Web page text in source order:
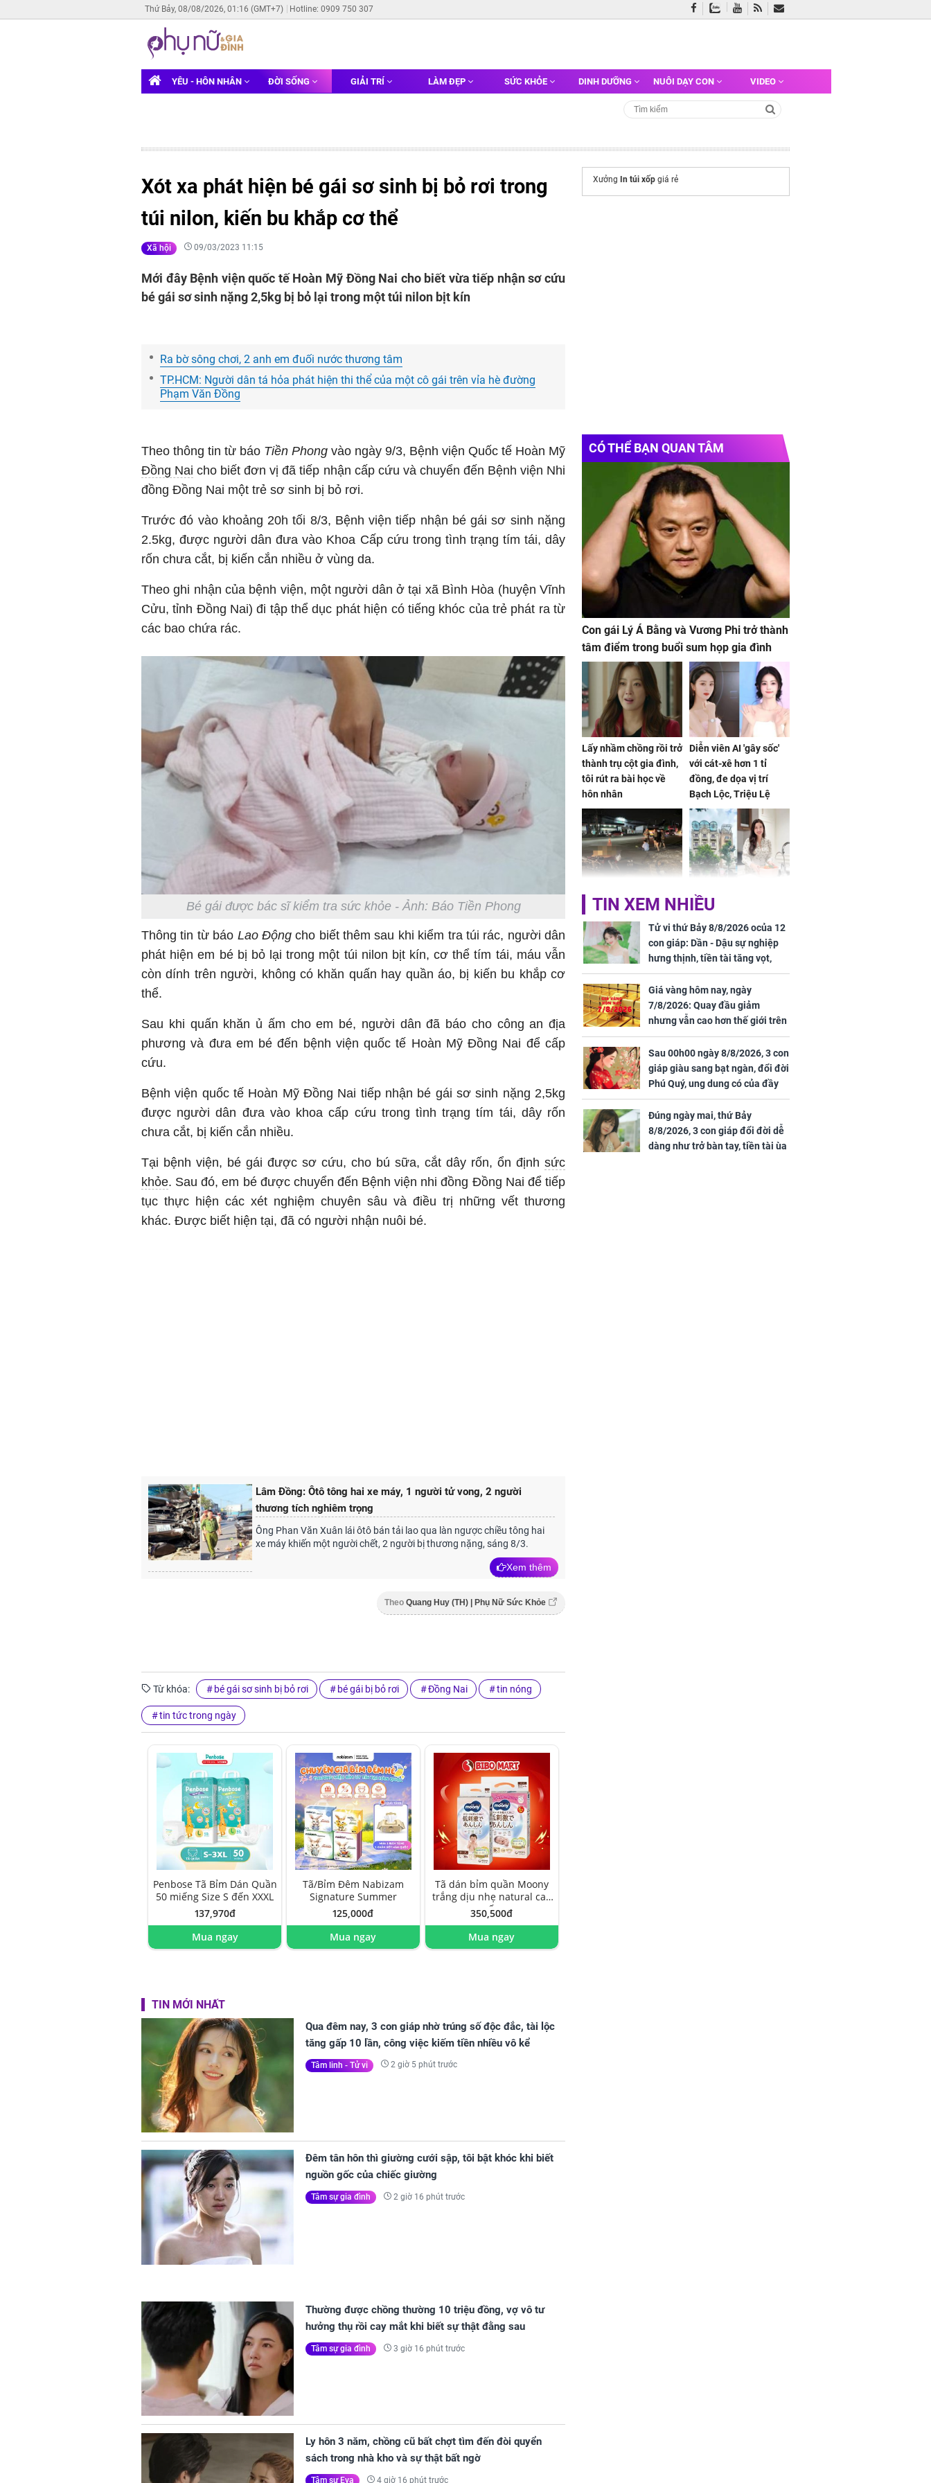
Thứ Bảy, 08/08/2026, 01:16 (GMT+7) Hotline: 0909 750 307
YÊU - HÔN NHÂN ĐỜI SỐNG GIẢI TRÍ LÀM ĐẸP SỨC KHỎE DINH DƯỠNG NUÔI DẠY CON VIDEO
Xót xa phát hiện bé gái sơ sinh bị bỏ rơi trong
túi nilon, kiến bu khắp cơ thể
Xã hội 09/03/2023 11:15
Mới đây Bệnh viện quốc tế Hoàn Mỹ Đồng Nai cho biết vừa tiếp nhận sơ cứu
bé gái sơ sinh nặng 2,5kg bị bỏ lại trong một túi nilon bịt kín
Ra bờ sông chơi, 2 anh em đuối nước thương tâm
TP.HCM: Người dân tá hỏa phát hiện thi thể của một cô gái trên vỉa hè đường
Phạm Văn Đồng
Theo thông tin từ báo Tiền Phong vào ngày 9/3, Bệnh viện Quốc tế Hoàn Mỹ
Đồng Nai cho biết đơn vị đã tiếp nhận cấp cứu và chuyển đến Bệnh viện Nhi
đồng Đồng Nai một trẻ sơ sinh bị bỏ rơi.
Trước đó vào khoảng 20h tối 8/3, Bệnh viện tiếp nhận bé gái sơ sinh nặng
2.5kg, được người dân đưa vào Khoa Cấp cứu trong tình trạng tím tái, dây
rốn chưa cắt, bị kiến cắn nhiều ở vùng da.
Theo ghi nhận của bệnh viện, một người dân ở tại xã Bình Hòa (huyện Vĩnh
Cửu, tỉnh Đồng Nai) đi tập thể dục phát hiện có tiếng khóc của trẻ phát ra từ
các bao chứa rác.
Bé gái được bác sĩ kiểm tra sức khỏe - Ảnh: Báo Tiền Phong
Thông tin từ báo Lao Độngcho biết thêm sau khi kiểm tra túi rác, người dân
phát hiện em bé bị bỏ lại trong một túi nilon bịt kín, cơ thể tím tái, máu vẫn
còn dính trên người, không có khăn quấn hay quần áo, bị kiến bu khắp cơ
thể.
Sau khi quấn khăn ủ ấm cho em bé, người dân đã báo cho công an địa
phương và đưa em bé đến bệnh viện quốc tế Hoàn Mỹ Đồng Nai để cấp
cứu.
Bệnh viện quốc tế Hoàn Mỹ Đồng Nai tiếp nhận bé gái sơ sinh nặng 2,5kg
được người dân đưa vào khoa cấp cứu trong tình trạng tím tái, dây rốn
chưa cắt, bị kiến cắn nhiều.
Tại bệnh viện, bé gái được sơ cứu, cho bú sữa, cắt dây rốn, ổn định sức
khỏe. Sau đó, em bé được chuyển đến Bệnh viện nhi đồng Đồng Nai để tiếp
tục thực hiện các xét nghiệm chuyên sâu và điều trị những vết thương
khác. Được biết hiện tại, đã có người nhận nuôi bé.
Lâm Đồng: Ôtô tông hai xe máy, 1 người tử vong, 2 người
thương tích nghiêm trọng
Ông Phan Văn Xuân lái ôtô bán tải lao qua làn ngược chiều tông hai
xe máy khiến một người chết, 2 người bị thương nặng, sáng 8/3.
Xem thêm
Theo Quang Huy (TH) | Phụ Nữ Sức Khỏe
Từ khóa: bé gái sơ sinh bị bỏ rơi bé gái bị bỏ rơi Đồng Nai tin nóng
tin tức trong ngày
Penbose Tã Bỉm Dán Quần
50 miếng Size S đến XXXL
137,970đ
Mua ngay
Tã/Bỉm Đêm Nabizam
Signature Summer
125,000đ
Mua ngay
Tã dán bỉm quần Moony
trắng dịu nhẹ natural cao
cấp
350,500đ
Mua ngay
TIN MỚI NHẤT
Qua đêm nay, 3 con giáp nhờ trúng số độc đắc, tài lộc
tăng gấp 10 lần, công việc kiếm tiền nhiều vô kể
Tâm linh - Tử vi 2 giờ 5 phút trước
Đêm tân hôn thì giường cưới sập, tôi bật khóc khi biết
nguồn gốc của chiếc giường
Tâm sự gia đình 2 giờ 16 phút trước
Thường được chồng thường 10 triệu đồng, vợ vô tư
hưởng thụ rồi cay mắt khi biết sự thật đằng sau
Tâm sự gia đình 3 giờ 16 phút trước
Ly hôn 3 năm, chồng cũ bất chợt tìm đến đòi quyển
sách trong nhà kho và sự thật bất ngờ
Tâm sự Eva 4 giờ 16 phút trước
Xưởng In túi xốp giá rẻ
CÓ THỂ BẠN QUAN TÂM
Con gái Lý Á Bằng và Vương Phi trở thành
tâm điểm trong buổi sum họp gia đình
Lấy nhầm chồng rồi trở
thành trụ cột gia đình,
tôi rút ra bài học về
hôn nhân
Diễn viên AI 'gây sốc'
với cát-xê hơn 1 tỉ
đồng, đe dọa vị trí
Bạch Lộc, Triệu Lệ
Dĩnh
TP.HCM: Nữ công nhân
tử vong trên đường đi
làm về trong khu công
nghiệp Sóng Thần
Đỗ Mỹ Linh hé lộ góc
bếp chill của nhà mới -
cạnh biệt thự bầu Hiển
Sau 00h00 ngày
8/8/2026, 3 con giáp
giàu sang bạt ngàn,
đổi đời Phú Quý, ung
dung có của đầy nhà,
ngày càng hưng thịnh
sung túc
TIN XEM NHIỀU
Tử vi thứ Bảy 8/8/2026 ocủa 12
con giáp: Dần - Dậu sự nghiệp
hưng thịnh, tiền tài tăng vọt,
Mão - Thân công việc bất trắc,
tiền mất tật mang
Giá vàng hôm nay, ngày
7/8/2026: Quay đầu giảm
nhưng vẫn cao hơn thế giới trên
7 triệu đồng
Sau 00h00 ngày 8/8/2026, 3 con
giáp giàu sang bạt ngàn, đổi đời
Phú Quý, ung dung có của đầy
nhà, ngày càng hưng thịnh sung
túc
Đúng ngày mai, thứ Bảy
8/8/2026, 3 con giáp đổi đời dễ
dàng như trở bàn tay, tiền tài ùa